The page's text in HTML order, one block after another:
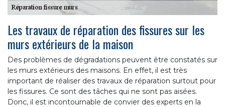
Les travaux de réparation des fissures sur les
murs extérieurs de la maison
Des problèmes de dégradations peuvent être constatés sur
les murs extérieurs des maisons. En effet, il est très
important de réaliser des travaux de réparation surtout pour
les fissures. Ce sont des tâches qui ne sont pas aisées.
Donc, il est incontournable de convier des experts en la